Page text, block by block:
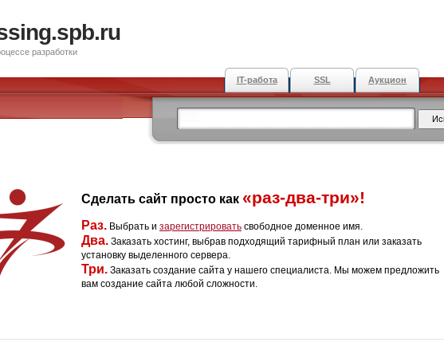
разработки
IT-работа SSL Аукцион
Сделать сайт просто как «раз-два-три»!
Раз. Выбрать и зарегистрировать свободное доменное имя.
Два. Заказать хостинг, выбрав подходящий тарифный план или заказать
установку выделенного сервера.
Три. Заказать создание сайта у нашего специалиста. Мы можем предложить
вам создание сайта любой сложности.